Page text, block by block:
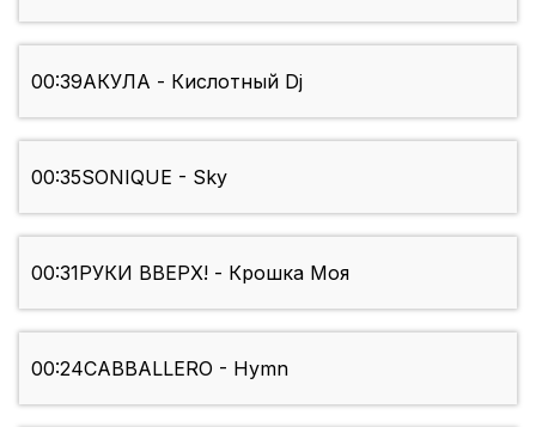
00:39АКУЛА - Кислотный Dj
00:35SONIQUE - Sky
00:31РУКИ ВВЕРХ! - Крошка Моя
00:24CABBALLERO - Hymn